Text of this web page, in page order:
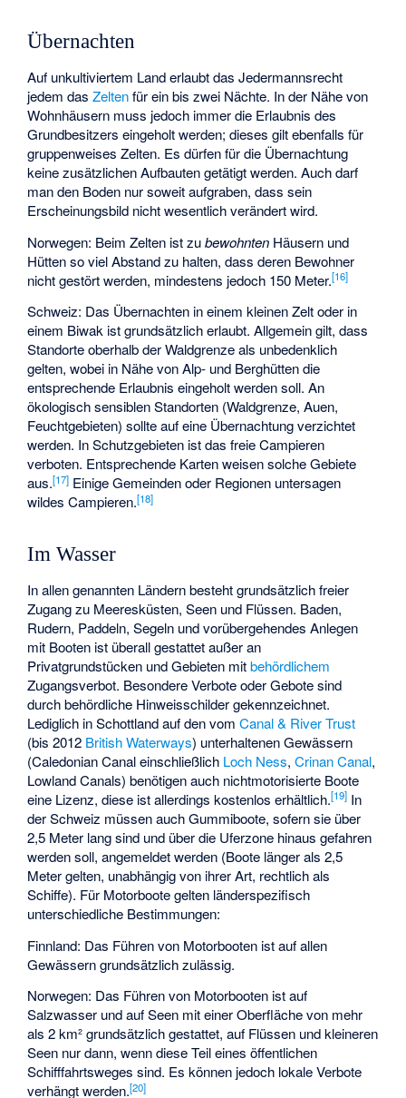
Übernachten
Auf unkultiviertem Land erlaubt das Jedermannsrecht
jedem dasZeltenfür ein bis zwei Nächte. In der Nähe von
Wohnhäusern muss jedoch immer die Erlaubnis des
Grundbesitzers eingeholt werden; dieses gilt ebenfalls für
gruppenweises Zelten. Es dürfen für die Übernachtung
keine zusätzlichen Aufbauten getätigt werden. Auch darf
man den Boden nur soweit aufgraben, dass sein
Erscheinungsbild nicht wesentlich verändert wird.
Norwegen: Beim Zelten ist zubewohnten Häusern und
Hütten so viel Abstand zu halten, dass deren Bewohner
nicht gestört werden, mindestens jedoch 150 Meter.[16]
Schweiz: Das Übernachten in einem kleinen Zelt oder in
einem Biwak ist grundsätzlich erlaubt. Allgemein gilt, dass
Standorte oberhalb der Waldgrenze als unbedenklich
gelten, wobei in Nähe von Alp- und Berghütten die
entsprechende Erlaubnis eingeholt werden soll. An
ökologisch sensiblen Standorten (Waldgrenze, Auen,
Feuchtgebieten) sollte auf eine Übernachtung verzichtet
werden. In Schutzgebieten ist das freie Campieren
verboten. Entsprechende Karten weisen solche Gebiete
aus.[17] Einige Gemeinden oder Regionen untersagen
wildes Campieren.[18]
Im Wasser
In allen genannten Ländern besteht grundsätzlich freier
Zugang zu Meeresküsten, Seen und Flüssen. Baden,
Rudern, Paddeln, Segeln und vorübergehendes Anlegen
mit Booten ist überall gestattet außer an
Privatgrundstücken und Gebieten mitbehördlichem
Zugangsverbot. Besondere Verbote oder Gebote sind
durch behördliche Hinweisschilder gekennzeichnet.
Lediglich in Schottland auf den vomCanal & River Trust
(bis 2012 British Waterways) unterhaltenen Gewässern
(Caledonian Canaleinschließlich Loch Ness,Crinan Canal,
Lowland Canals) benötigen auch nichtmotorisierte Boote
eine Lizenz, diese ist allerdings kostenlos erhältlich.[19] In
der Schweiz müssen auch Gummiboote, sofern sie über
2,5 Meter lang sind und über die Uferzone hinaus gefahren
werden soll, angemeldet werden (Boote länger als 2,5
Meter gelten, unabhängig von ihrer Art, rechtlich als
Schiffe). Für Motorboote gelten länderspezifisch
unterschiedliche Bestimmungen:
Finnland: Das Führen von Motorbooten ist auf allen
Gewässern grundsätzlich zulässig.
Norwegen: Das Führen von Motorbooten ist auf
Salzwasser und auf Seen mit einer Oberfläche von mehr
als 2 km² grundsätzlich gestattet, auf Flüssen und kleineren
Seen nur dann, wenn diese Teil eines öffentlichen
Schifffahrtsweges sind. Es können jedoch lokale Verbote
verhängt werden.[20]